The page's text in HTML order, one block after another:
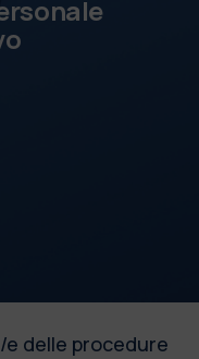
delle procedure